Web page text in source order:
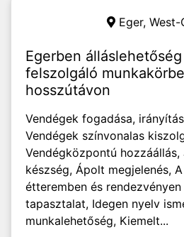
Eger, West-
Egerben álláslehetőség
felszolgáló
hosszútávon
Vendégek fogadása,
Vendégek színvonalas
Vendégközpontú
készség, Ápolt megjelenés,
étteremben és
tapasztalat, Idegen nyelv
munkalehetőség, Kiemelt...